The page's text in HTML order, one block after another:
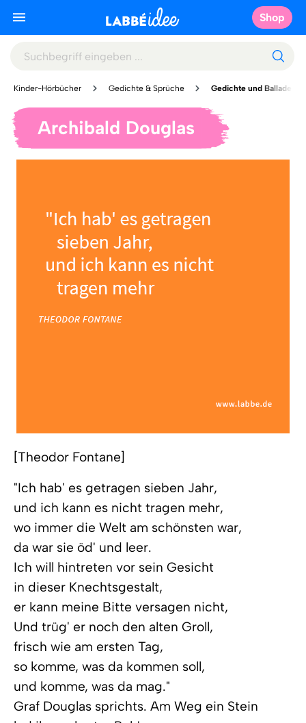
Shop
Kinder-Hörbücher Gedichte & Sprüche Gedichte und Balladen
Archibald Douglas
[Theodor Fontane]
"Ich hab' es getragen sieben Jahr,
und ich kann es nicht tragen mehr,
wo immer die Welt am schönsten war,
da war sie öd' und leer.
Ich will hintreten vor sein Gesicht
in dieser Knechtsgestalt,
er kann meine Bitte versagen nicht,
Und trüg' er noch den alten Groll,
frisch wie am ersten Tag,
so komme, was da kommen soll,
und komme, was da mag."
Graf Douglas sprichts. Am Weg ein Stein